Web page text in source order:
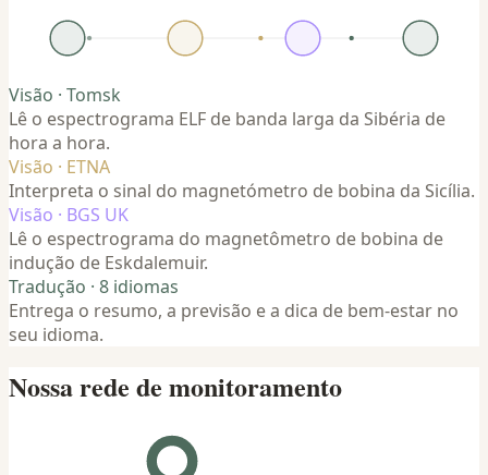
Visão · Tomsk
Lê o espectrograma ELF de banda larga da Sibéria de
hora a hora.
Visão · ETNA
Interpreta o sinal do magnetómetro de bobina da Sicília.
Visão · BGS UK
Lê o espectrograma do magnetômetro de bobina de
indução de Eskdalemuir.
Tradução · 8 idiomas
Entrega o resumo, a previsão e a dica de bem-estar no
seu idioma.
Nossa rede de monitoramento